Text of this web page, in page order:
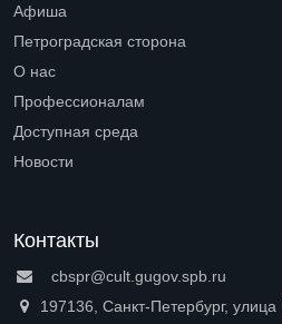
Афиша
Петроградская сторона
О нас
Профессионалам
Доступная среда
Новости
Контакты
cbspr@cult.gugov.spb.ru
197136, Санкт-Петербург,